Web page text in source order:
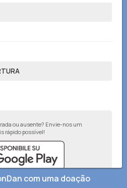
ou ausente? Envie-nos um
rápido possível!
com uma doação